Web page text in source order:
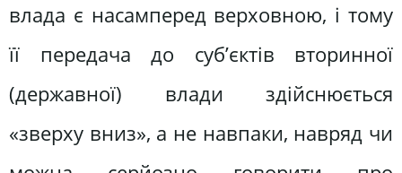
влада є насамперед верховною, і тому
її передача до суб’єктів вторинної
(державної) влади здійснюється
«зверху вниз», а не навпаки, навряд чи